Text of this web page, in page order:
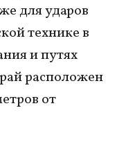
для ударов
технике в
и путях
расположен
от